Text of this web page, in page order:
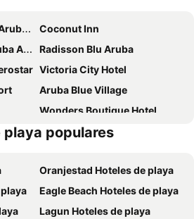
Coconut Inn
Hotel
Radisson Blu Aruba
Victoria City Hotel
Aruba Blue Village
Wonders Boutique Hotel
Tamarijn Aruba All Inclusive
Coral Reef Beach
Voco Surfside Aruba
Talk of the Town Hotel & Beach Club
populares
Oranjestad Hoteles de playa
Eagle Beach Hoteles de playa
Lagun Hoteles de playa